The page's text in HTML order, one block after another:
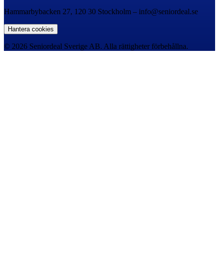
Hammarbybacken 27, 120 30 Stockholm – info@seniordeal.se
Hantera cookies
© 2026 Seniordeal Sverige AB. Alla rättigheter förbehållna.